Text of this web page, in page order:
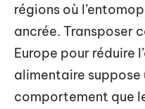
régions où
ancrée. Transposer
Europe pour réduire
alimentaire suppose
comportement que